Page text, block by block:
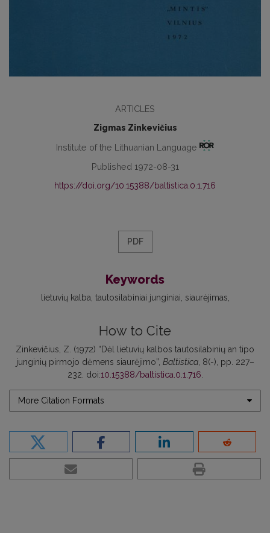
ARTICLES
Zigmas Zinkevičius
Institute of the Lithuanian Language
Published 1972-08-31
https://doi.org/10.15388/baltistica.0.1.716
PDF
Keywords
lietuvių kalba tautosilabiniai junginiai siaurėjimas
How to Cite
Zinkevičius, Z. (1972) “Dėl lietuvių kalbos tautosilabinių an tipo
junginių pirmojo dėmens siaurėjimo”, Baltistica, 8(-), pp. 227–
232. doi:10.15388/baltistica.0.1.716
More Citation Formats